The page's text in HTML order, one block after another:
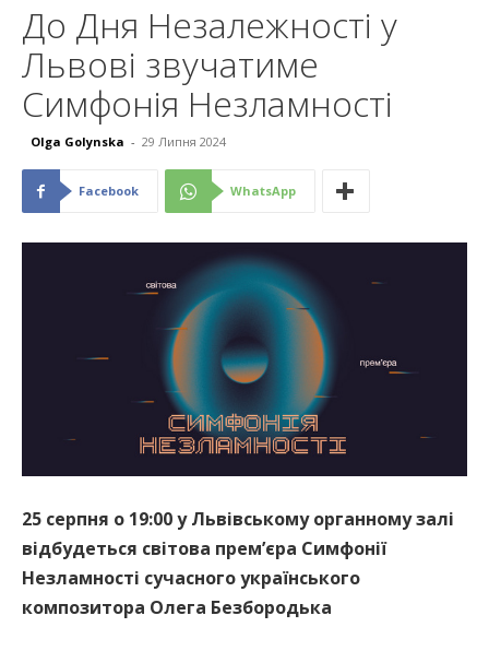
До Дня Незалежності у
Львові звучатиме
Симфонія Незламності
Olga Golynska - 29 Липня 2024
Facebook WhatsApp
25 серпня о 19:00 у Львівському органному залі
відбудеться світова премʼєра Симфонії
Незламності сучасного українського
композитора Олега Безбородька